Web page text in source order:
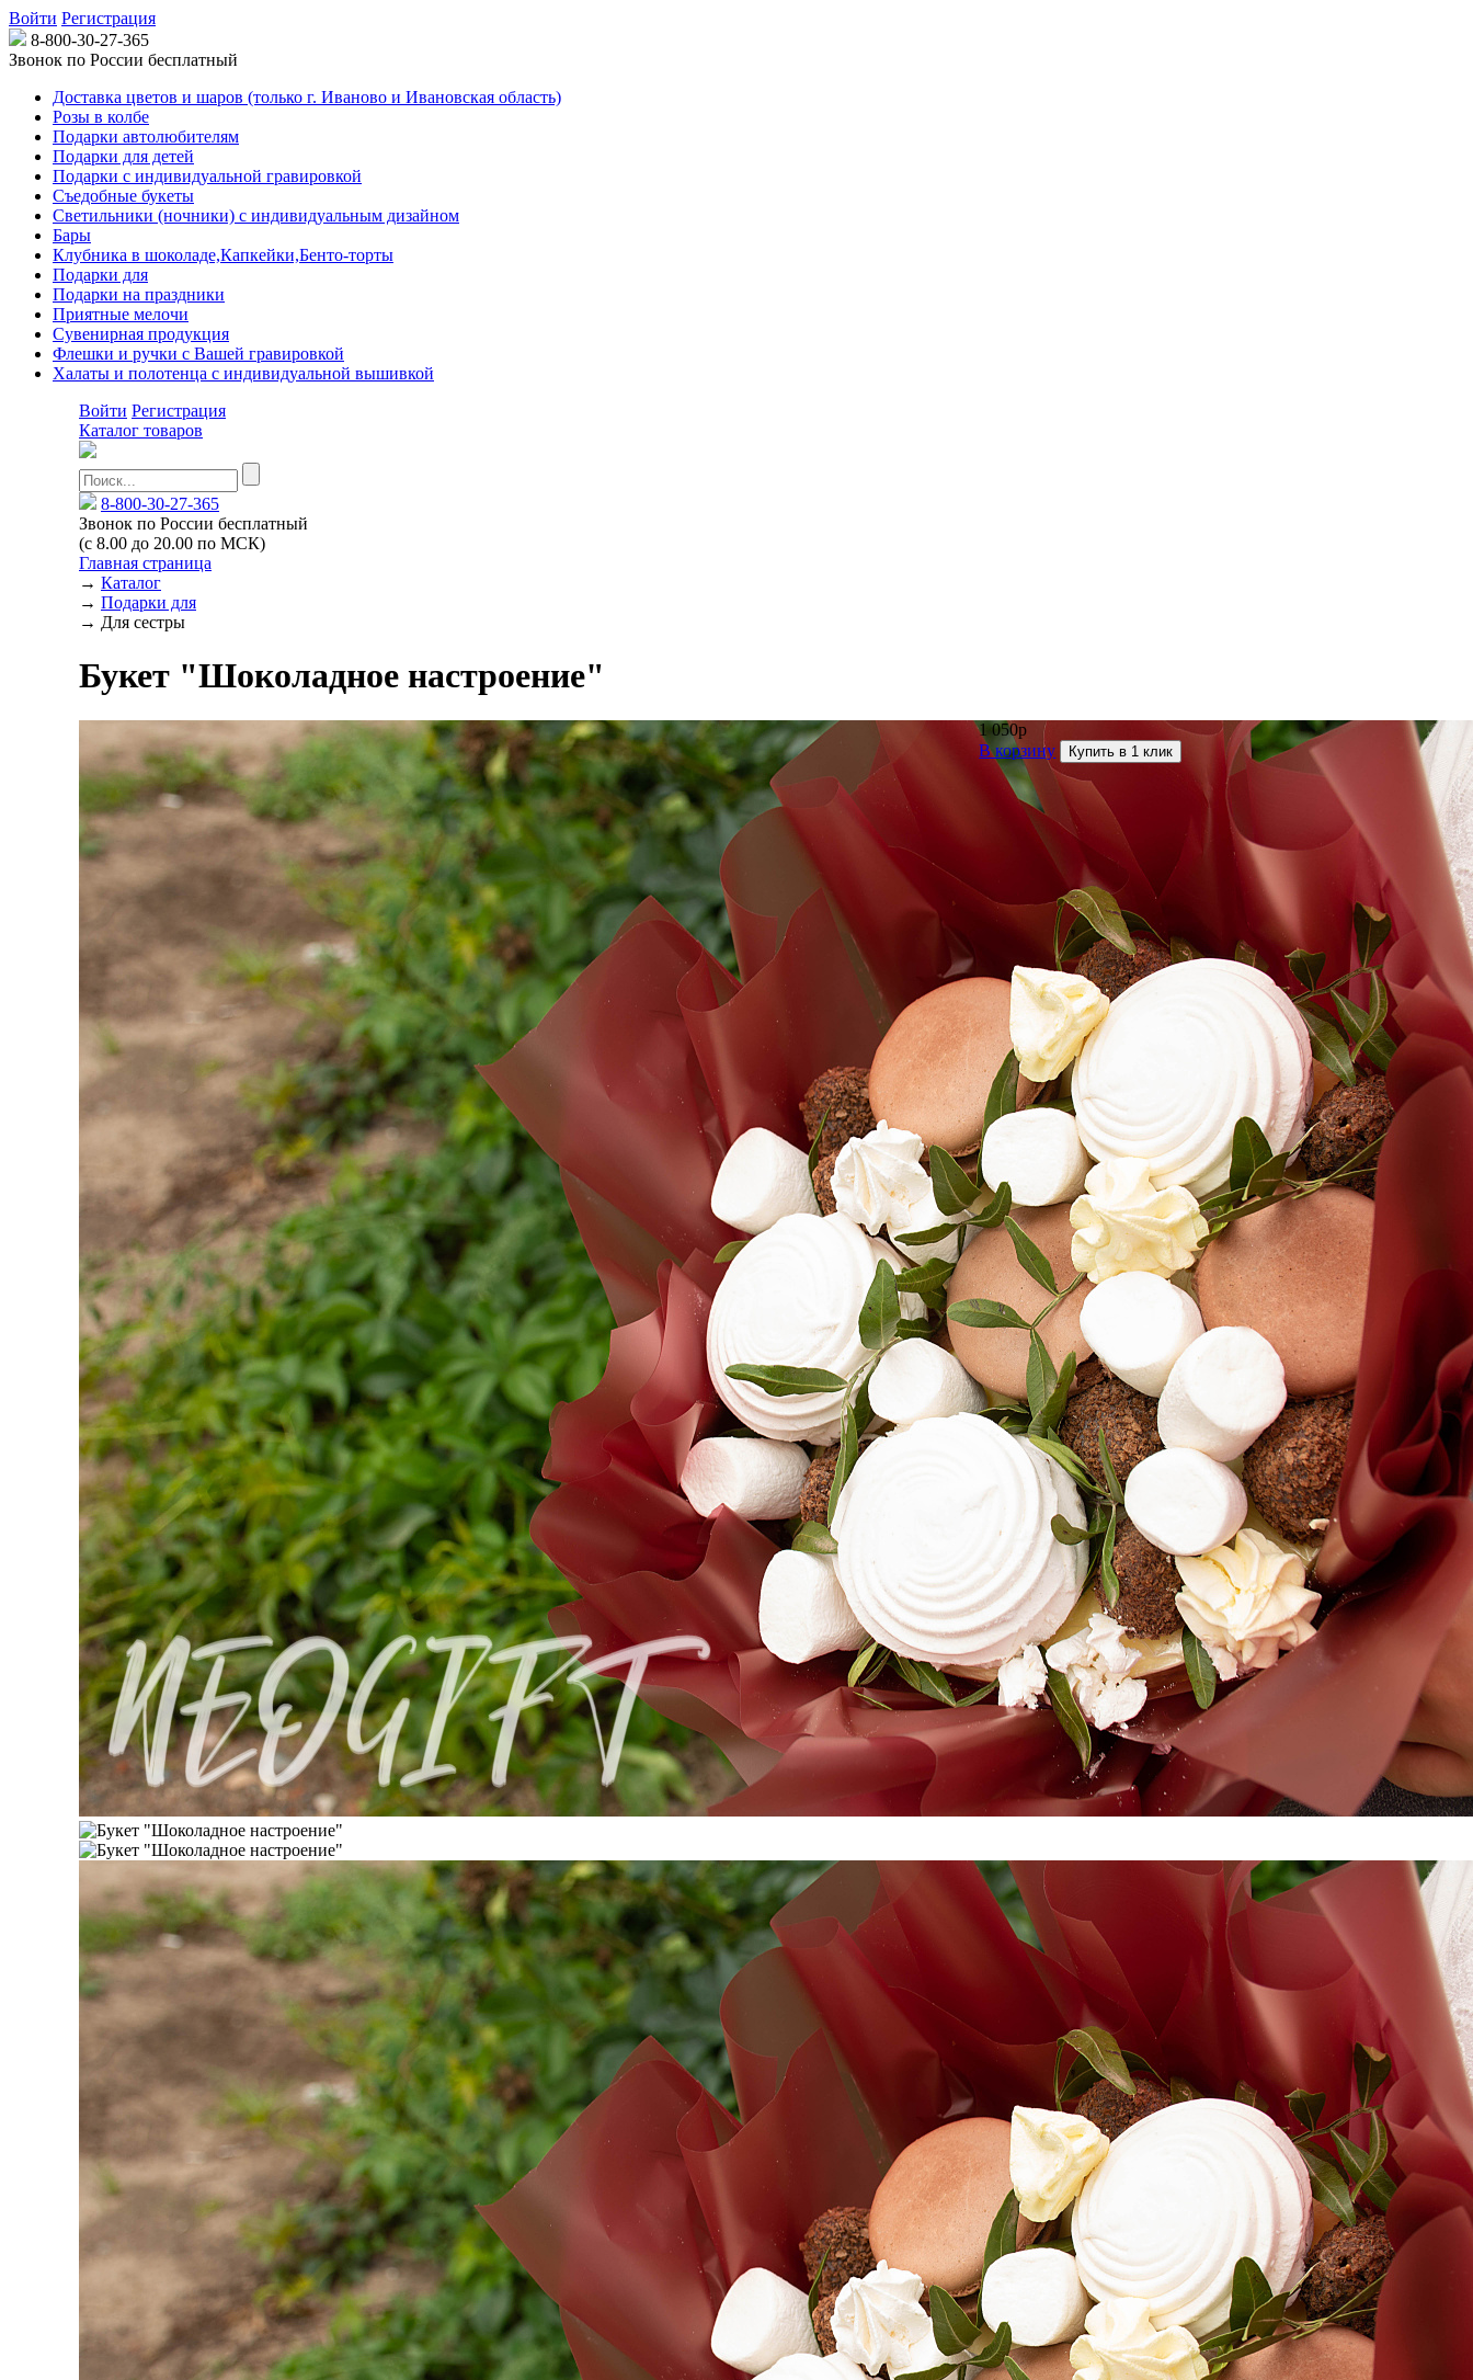
Войти Регистрация
8-800-30-27-365
Звонок по России бесплатный
Доставка цветов и шаров (только г. Иваново и Ивановская область)
Розы в колбе
Подарки автолюбителям
Подарки для детей
Подарки с индивидуальной гравировкой
Съедобные букеты
Светильники (ночники) с индивидуальным дизайном
Бары
Клубника в шоколаде,Капкейки,Бенто-торты
Подарки для
Подарки на праздники
Приятные мелочи
Сувенирная продукция
Флешки и ручки с Вашей гравировкой
Халаты и полотенца с индивидуальной вышивкой
Войти Регистрация
Каталог товаров
8-800-30-27-365
Звонок по России бесплатный
(с 8.00 до 20.00 по МСК)
Главная страница
→ Каталог
→ Подарки для
→ Для сестры
Букет "Шоколадное настроение"
1 050р
В корзину
Купить в 1 клик